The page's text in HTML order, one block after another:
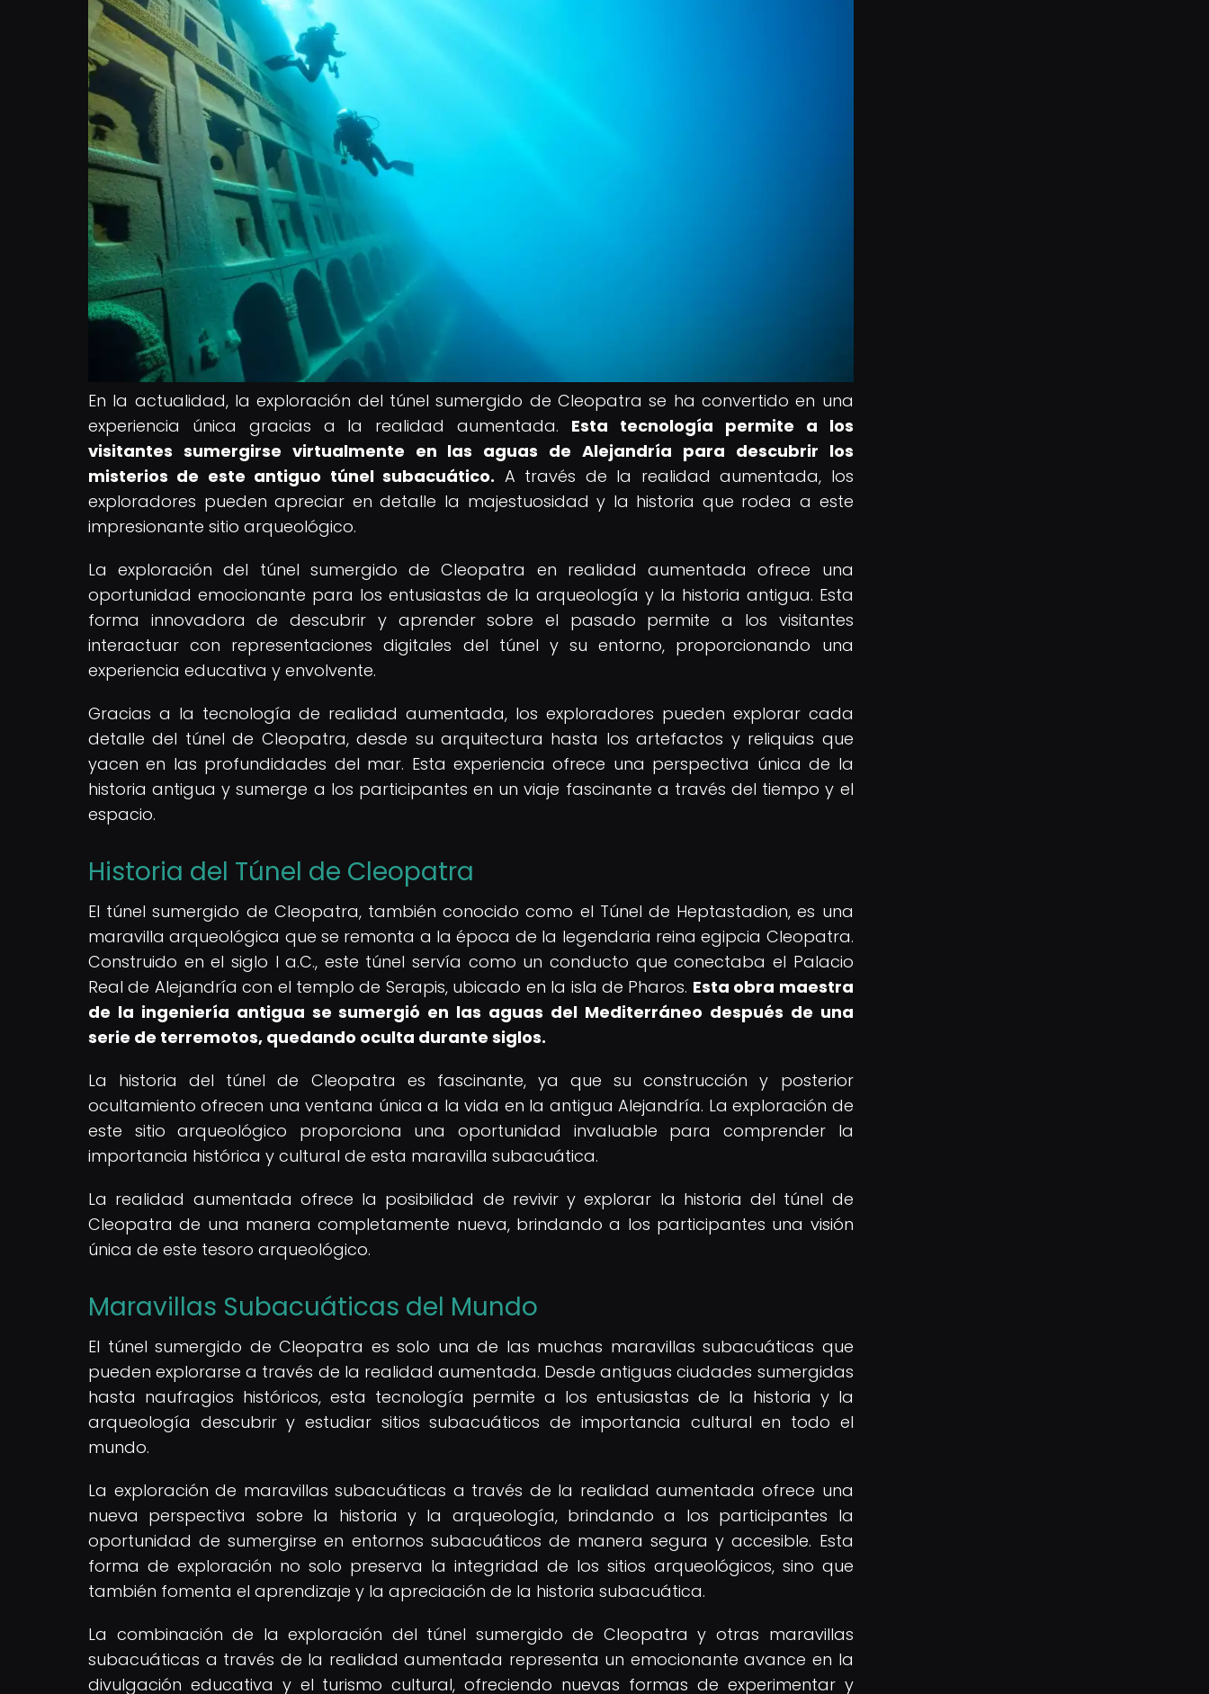
En la actualidad, la exploración del túnel sumergido de Cleopatra se ha convertido en una
experiencia única gracias a la realidad aumentada. Esta tecnología permite a los
visitantes sumergirse virtualmente en las aguas de Alejandría para descubrir los
misterios de este antiguo túnel subacuático. A través de la realidad aumentada, los
exploradores pueden apreciar en detalle la majestuosidad y la historia que rodea a este
impresionante sitio arqueológico.
La exploración del túnel sumergido de Cleopatra en realidad aumentada ofrece una
oportunidad emocionante para los entusiastas de la arqueología y la historia antigua. Esta
forma innovadora de descubrir y aprender sobre el pasado permite a los visitantes
interactuar con representaciones digitales del túnel y su entorno, proporcionando una
experiencia educativa y envolvente.
Gracias a la tecnología de realidad aumentada, los exploradores pueden explorar cada
detalle del túnel de Cleopatra, desde su arquitectura hasta los artefactos y reliquias que
yacen en las profundidades del mar. Esta experiencia ofrece una perspectiva única de la
historia antigua y sumerge a los participantes en un viaje fascinante a través del tiempo y el
espacio.
Historia del Túnel de Cleopatra
El túnel sumergido de Cleopatra, también conocido como el Túnel de Heptastadion, es una
maravilla arqueológica que se remonta a la época de la legendaria reina egipcia Cleopatra.
Construido en el siglo I a.C., este túnel servía como un conducto que conectaba el Palacio
Real de Alejandría con el templo de Serapis, ubicado en la isla de Pharos. Esta obra maestra
de la ingeniería antigua se sumergió en las aguas del Mediterráneo después de una
serie de terremotos, quedando oculta durante siglos.
La historia del túnel de Cleopatra es fascinante, ya que su construcción y posterior
ocultamiento ofrecen una ventana única a la vida en la antigua Alejandría. La exploración de
este sitio arqueológico proporciona una oportunidad invaluable para comprender la
importancia histórica y cultural de esta maravilla subacuática.
La realidad aumentada ofrece la posibilidad de revivir y explorar la historia del túnel de
Cleopatra de una manera completamente nueva, brindando a los participantes una visión
única de este tesoro arqueológico.
Maravillas Subacuáticas del Mundo
El túnel sumergido de Cleopatra es solo una de las muchas maravillas subacuáticas que
pueden explorarse a través de la realidad aumentada. Desde antiguas ciudades sumergidas
hasta naufragios históricos, esta tecnología permite a los entusiastas de la historia y la
arqueología descubrir y estudiar sitios subacuáticos de importancia cultural en todo el
mundo.
La exploración de maravillas subacuáticas a través de la realidad aumentada ofrece una
nueva perspectiva sobre la historia y la arqueología, brindando a los participantes la
oportunidad de sumergirse en entornos subacuáticos de manera segura y accesible. Esta
forma de exploración no solo preserva la integridad de los sitios arqueológicos, sino que
también fomenta el aprendizaje y la apreciación de la historia subacuática.
La combinación de la exploración del túnel sumergido de Cleopatra y otras maravillas
subacuáticas a través de la realidad aumentada representa un emocionante avance en la
divulgación educativa y el turismo cultural, ofreciendo nuevas formas de experimentar y